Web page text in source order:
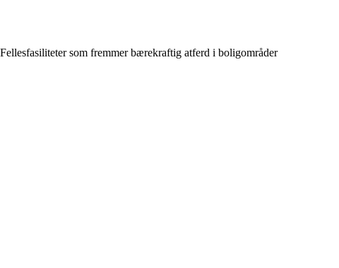
Fellesfasiliteter som fremmer bærekraftig atferd i boligområder